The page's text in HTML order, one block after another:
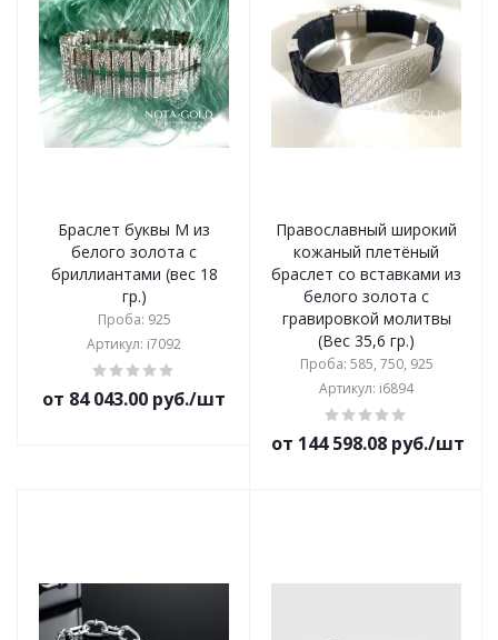
Браслет буквы М из
белого золота с
бриллиантами (вес 18
гр.)
Проба: 925
Артикул: i7092
от 84 043.00 руб./шт
Православный широкий
кожаный плетёный
браслет со вставками из
белого золота с
гравировкой молитвы
(Вес 35,6 гр.)
Проба: 585, 750, 925
Артикул: i6894
от 144 598.08 руб./шт